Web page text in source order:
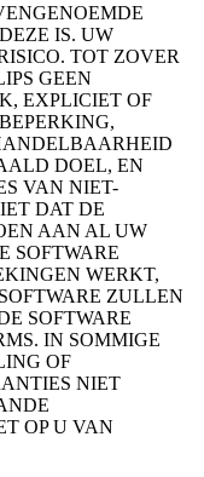
IS. UW
TOT ZOVER
GEEN
EXPLICIET OF
DOEL, EN
VAN NIET-
DAT DE
AAN AL UW
SOFTWARE
WERKT,
ZULLEN
SOFTWARE
IN SOMMIGE
OF
NIET
OP U VAN